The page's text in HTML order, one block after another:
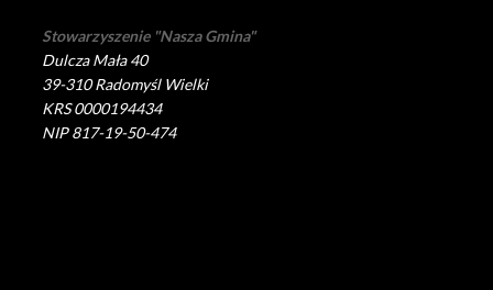
Stowarzyszenie "Nasza Gmina"
Dulcza Mała 40
39-310 Radomyśl Wielki
KRS 0000194434
NIP 817-19-50-474